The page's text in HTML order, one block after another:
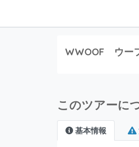
WWOOF ウー
このツアーに
基本情報